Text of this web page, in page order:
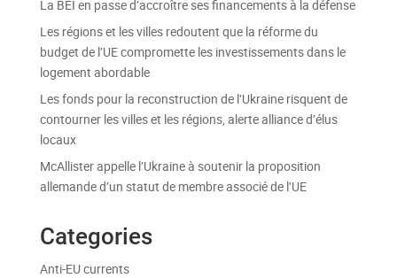
La BEI en passe d’accroître ses financements à la défense
Les régions et les villes redoutent que la réforme du
budget de l’UE compromette les investissements dans le
logement abordable
Les fonds pour la reconstruction de l’Ukraine risquent de
contourner les villes et les régions, alerte alliance d’élus
locaux
McAllister appelle l’Ukraine à soutenir la proposition
allemande d’un statut de membre associé de l’UE
Categories
Anti-EU currents